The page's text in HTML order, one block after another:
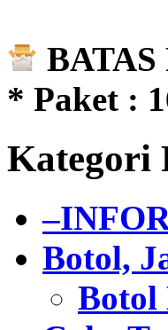
* Paket :
Kategori
Botol,
Botol